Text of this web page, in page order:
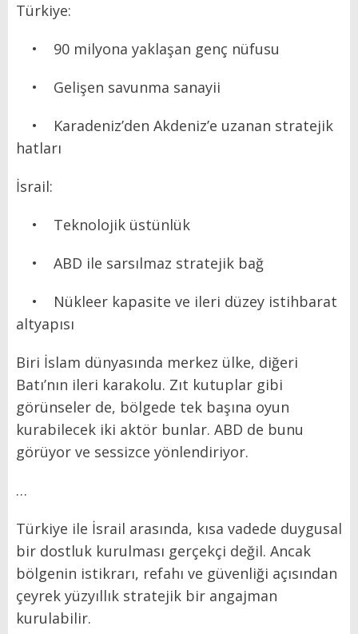
Türkiye:
• 90 milyona yaklaşan genç nüfusu
• Gelişen savunma sanayii
• Karadeniz’den Akdeniz’e uzanan stratejik
hatları
İsrail:
• Teknolojik üstünlük
• ABD ile sarsılmaz stratejik bağ
• Nükleer kapasite ve ileri düzey istihbarat
altyapısı
Biri İslam dünyasında merkez ülke, diğeri
Batı’nın ileri karakolu. Zıt kutuplar gibi
görünseler de, bölgede tek başına oyun
kurabilecek iki aktör bunlar. ABD de bunu
görüyor ve sessizce yönlendiriyor.
…
Türkiye ile İsrail arasında, kısa vadede duygusal
bir dostluk kurulması gerçekçi değil. Ancak
bölgenin istikrarı, refahı ve güvenliği açısından
çeyrek yüzyıllık stratejik bir angajman
kurulabilir.